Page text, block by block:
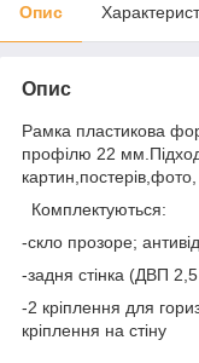
Опис
Опис
Рамка пластикова
профілю 22
Комплектуються:
-скло прозоре;
-задня стінка (ДВП
-2 кріплення для
кріплення на стіну